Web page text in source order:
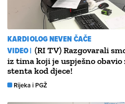
KARDIOLOG NEVEN ČAČE
VIDEO | (RI TV) Razgovarali
iz tima koji je uspješno
stenta kod djece!
Rijeka i PGŽ